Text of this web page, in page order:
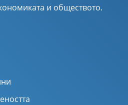
и обществото.